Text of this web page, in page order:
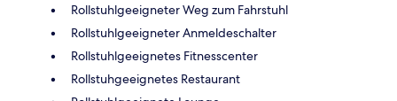
Rollstuhlgeeigneter Weg zum Fahrstuhl
Rollstuhlgeeigneter Anmeldeschalter
Rollstuhlgeeignetes Fitnesscenter
Rollstuhgeeignetes Restaurant